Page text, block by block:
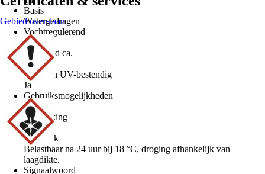
Basis
Watergedragen
Vochtregulerend
Ja
Droogtijd ca.
24 h
Weer- en UV-bestendig
Ja
Gebruiksmogelijkheden
Buiten
Verwerking
Verven
Kenmerk
Belastbaar na 24 uur bij 18 °C, droging afhankelijk van
laagdikte.
Signaalwoord
Gebied overslaan